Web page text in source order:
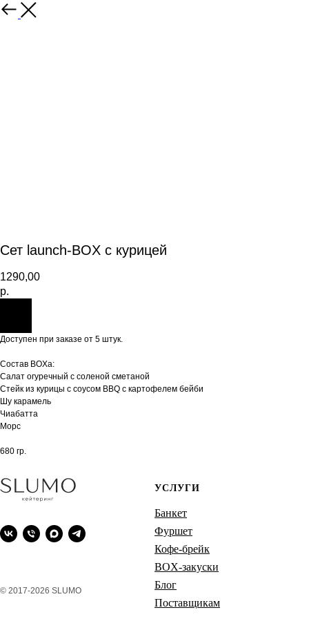
Сет launch-BOX с курицей
1290,00
р.
Доступен при заказе от 5 штук.
Состав BOXа:
Салат огуречный с соленой сметаной
Стейк из курицы с соусом BBQ с картофелем бейби
Шу карамель
Чиабатта
Морс
680 гр.
© 2017-2026 SLUMO
УСЛУГИ
Банкет
Фуршет
Кофе-брейк
BOX-закуски
Блог
Поставщикам